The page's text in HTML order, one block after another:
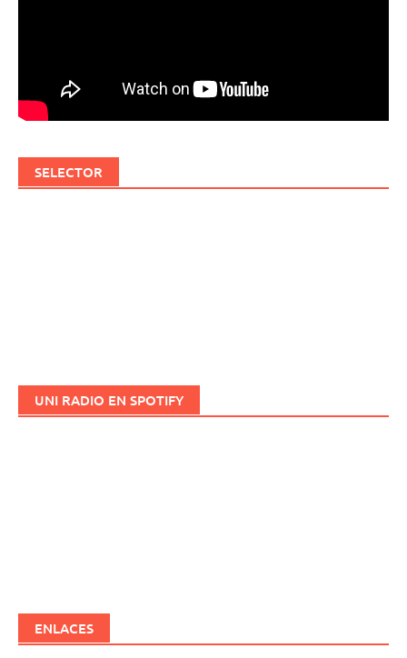
SELECTOR
UNI RADIO EN SPOTIFY
ENLACES